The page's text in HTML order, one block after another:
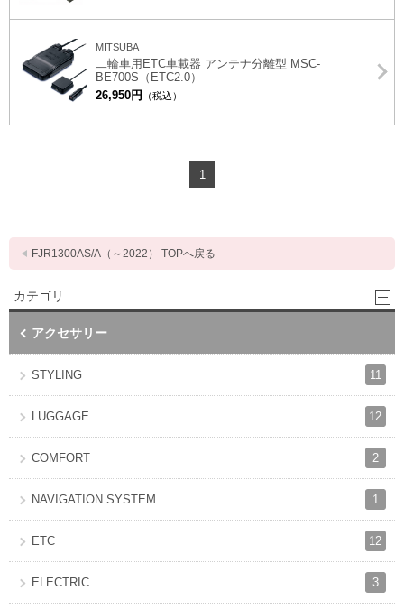
MITSUBA
二輪車用ETC車載器 アンテナ分離型 MSC-
BE700S（ETC2.0）
26,950円
（税込）
1
FJR1300AS/A（～2022） TOPへ戻る
カテゴリ
アクセサリー
STYLING 11
LUGGAGE 12
COMFORT 2
NAVIGATION SYSTEM 1
ETC 12
ELECTRIC 3